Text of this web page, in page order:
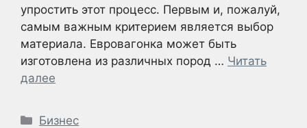
упростить этот процесс. Первым и, пожалуй,
самым важным критерием является выбор
материала. Евровагонка может быть
изготовлена из различных пород … Читать
далее
Рубрики
Бизнес